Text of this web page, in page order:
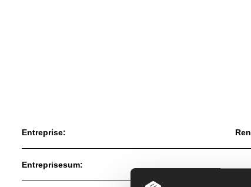
Entreprise:
Entreprisesum: